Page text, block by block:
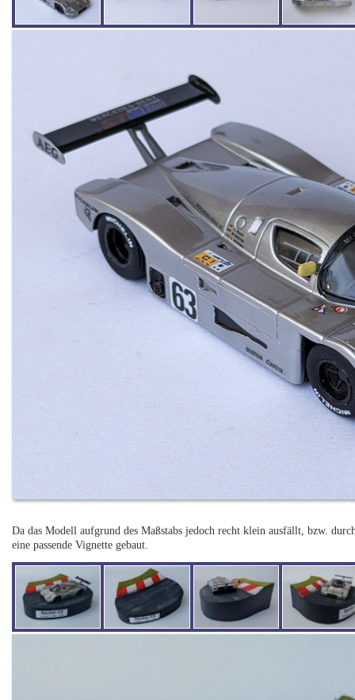
Da das Modell aufgrund des Maßstabs jedoch recht klein ausfällt, bzw.
eine passende Vignette gebaut.